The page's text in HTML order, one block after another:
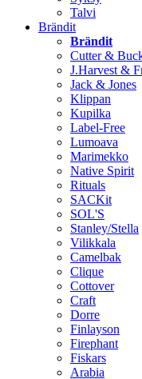
Talvi
Brändit
Brändit
Cutter &
J.Harvest &
Jack & Jones
Klippan
Kupilka
Label-Free
Lumoava
Marimekko
Native Spirit
Rituals
SACKit
SOL'S
Stanley/Stella
Vilikkala
Camelbak
Clique
Cottover
Craft
Dorre
Finlayson
Firephant
Fiskars
Arabia